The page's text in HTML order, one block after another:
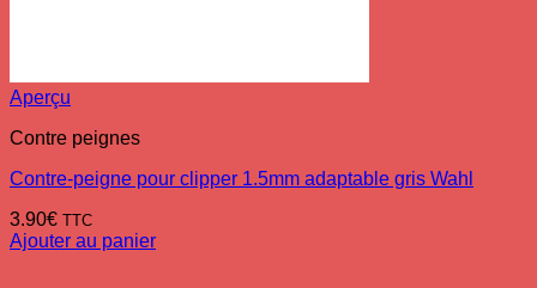
Aperçu
Contre peignes
Contre-peigne pour clipper 1.5mm adaptable gris Wahl
3.90€ TTC
Ajouter au panier